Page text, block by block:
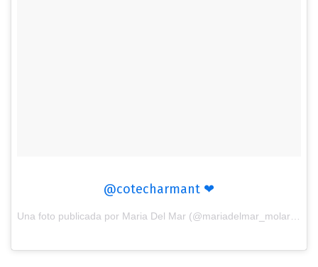
@cotecharmant ❤
Una foto publicada por Maria Del Mar (@mariadelmar_molar) el